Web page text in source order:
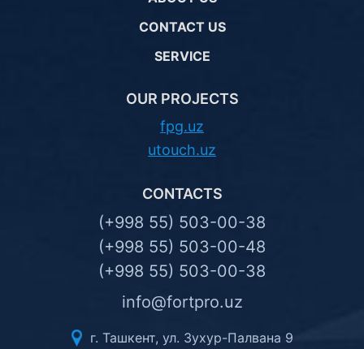
CONTACT US
SERVICE
OUR PROJECTS
fpg.uz
utouch.uz
CONTACTS
(+998 55) 503-00-38
(+998 55) 503-00-48
(+998 55) 503-00-38
info@fortpro.uz
г. Ташкент, ул. Зухур-Палвана 9